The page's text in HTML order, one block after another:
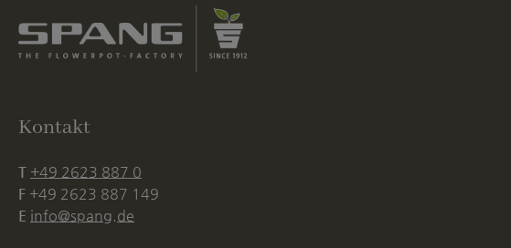
Kontakt
T +49 2623 887 0
F +49 2623 887 149
E info@spang.de